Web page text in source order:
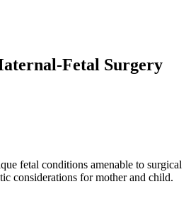
Fetal Surgery
fetal conditions amenable to surgical
considerations for mother and child.